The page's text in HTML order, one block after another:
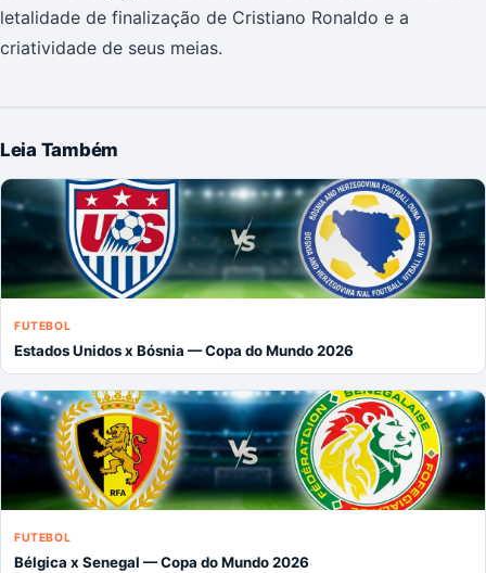
letalidade de finalização de Cristiano Ronaldo e a
criatividade de seus meias.
Leia Também
FUTEBOL
Estados Unidos x Bósnia — Copa do Mundo 2026
FUTEBOL
Bélgica x Senegal — Copa do Mundo 2026